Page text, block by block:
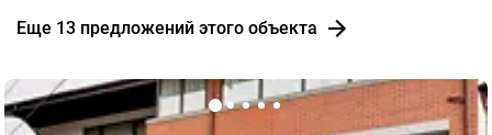
Еще 13 предложений этого объекта